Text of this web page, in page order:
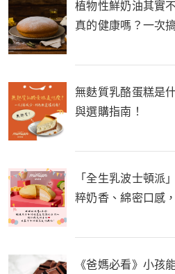
植物性鮮奶油其實
真的健康嗎？一次
無麩質乳酪蛋糕是
與選購指南！
「全生乳波士頓
粹奶香、綿密口感
《爸媽必看》小孩